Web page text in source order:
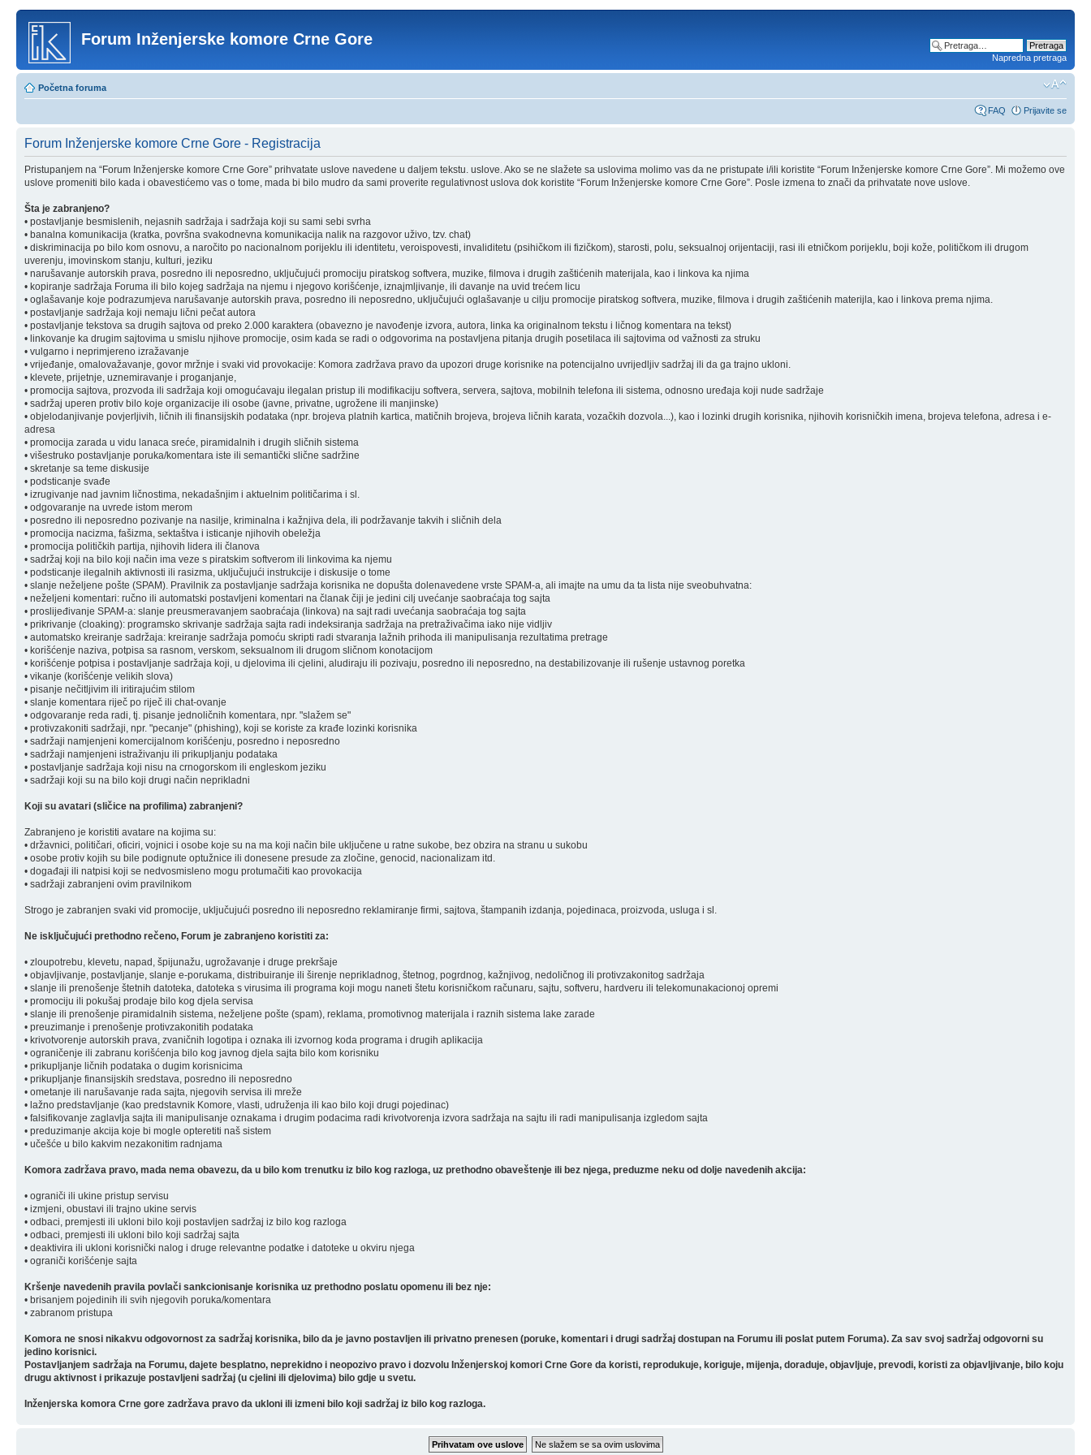
Forum Inženjerske komore Crne Gore
Napredna pretraga
Početna foruma
FAQ Prijavite se
Forum Inženjerske komore Crne Gore - Registracija
Pristupanjem na “Forum Inženjerske komore Crne Gore” prihvatate uslove navedene u daljem tekstu. uslove. Ako se ne slažete sa uslovima molimo vas da ne pristupate i/ili koristite “Forum Inženjerske komore Crne Gore”. Mi možemo ove
uslove promeniti bilo kada i obavestićemo vas o tome, mada bi bilo mudro da sami proverite regulativnost uslova dok koristite “Forum Inženjerske komore Crne Gore”. Posle izmena to znači da prihvatate nove uslove.
Šta je zabranjeno?
• postavljanje besmislenih, nejasnih sadržaja i sadržaja koji su sami sebi svrha
• banalna komunikacija (kratka, površna svakodnevna komunikacija nalik na razgovor uživo, tzv. chat)
• diskriminacija po bilo kom osnovu, a naročito po nacionalnom porijeklu ili identitetu, veroispovesti, invaliditetu (psihičkom ili fizičkom), starosti, polu, seksualnoj orijentaciji, rasi ili etničkom porijeklu, boji kože, političkom ili drugom
uverenju, imovinskom stanju, kulturi, jeziku
• narušavanje autorskih prava, posredno ili neposredno, uključujući promociju piratskog softvera, muzike, filmova i drugih zaštićenih materijala, kao i linkova ka njima
• kopiranje sadržaja Foruma ili bilo kojeg sadržaja na njemu i njegovo korišćenje, iznajmljivanje, ili davanje na uvid trećem licu
• oglašavanje koje podrazumjeva narušavanje autorskih prava, posredno ili neposredno, uključujući oglašavanje u cilju promocije piratskog softvera, muzike, filmova i drugih zaštićenih materijla, kao i linkova prema njima.
• postavljanje sadržaja koji nemaju lični pečat autora
• postavljanje tekstova sa drugih sajtova od preko 2.000 karaktera (obavezno je navođenje izvora, autora, linka ka originalnom tekstu i ličnog komentara na tekst)
• linkovanje ka drugim sajtovima u smislu njihove promocije, osim kada se radi o odgovorima na postavljena pitanja drugih posetilaca ili sajtovima od važnosti za struku
• vulgarno i neprimjereno izražavanje
• vrijeđanje, omalovažavanje, govor mržnje i svaki vid provokacije: Komora zadržava pravo da upozori druge korisnike na potencijalno uvrijedljiv sadržaj ili da ga trajno ukloni.
• klevete, prijetnje, uznemiravanje i proganjanje,
• promocija sajtova, prozvoda ili sadržaja koji omogućavaju ilegalan pristup ili modifikaciju softvera, servera, sajtova, mobilnih telefona ili sistema, odnosno uređaja koji nude sadržaje
• sadržaj uperen protiv bilo koje organizacije ili osobe (javne, privatne, ugrožene ili manjinske)
• objelodanjivanje povjerljivih, ličnih ili finansijskih podataka (npr. brojeva platnih kartica, matičnih brojeva, brojeva ličnih karata, vozačkih dozvola...), kao i lozinki drugih korisnika, njihovih korisničkih imena, brojeva telefona, adresa i e-
adresa
• promocija zarada u vidu lanaca sreće, piramidalnih i drugih sličnih sistema
• višestruko postavljanje poruka/komentara iste ili semantički slične sadržine
• skretanje sa teme diskusije
• podsticanje svađe
• izrugivanje nad javnim ličnostima, nekadašnjim i aktuelnim političarima i sl.
• odgovaranje na uvrede istom merom
• posredno ili neposredno pozivanje na nasilje, kriminalna i kažnjiva dela, ili podržavanje takvih i sličnih dela
• promocija nacizma, fašizma, sektaštva i isticanje njihovih obeležja
• promocija političkih partija, njihovih lidera ili članova
• sadržaj koji na bilo koji način ima veze s piratskim softverom ili linkovima ka njemu
• podsticanje ilegalnih aktivnosti ili rasizma, uključujući instrukcije i diskusije o tome
• slanje neželjene pošte (SPAM). Pravilnik za postavljanje sadržaja korisnika ne dopušta dolenavedene vrste SPAM-a, ali imajte na umu da ta lista nije sveobuhvatna:
• neželjeni komentari: ručno ili automatski postavljeni komentari na članak čiji je jedini cilj uvećanje saobraćaja tog sajta
• proslijeđivanje SPAM-a: slanje preusmeravanjem saobraćaja (linkova) na sajt radi uvećanja saobraćaja tog sajta
• prikrivanje (cloaking): programsko skrivanje sadržaja sajta radi indeksiranja sadržaja na pretraživačima iako nije vidljiv
• automatsko kreiranje sadržaja: kreiranje sadržaja pomoću skripti radi stvaranja lažnih prihoda ili manipulisanja rezultatima pretrage
• korišćenje naziva, potpisa sa rasnom, verskom, seksualnom ili drugom sličnom konotacijom
• korišćenje potpisa i postavljanje sadržaja koji, u djelovima ili cjelini, aludiraju ili pozivaju, posredno ili neposredno, na destabilizovanje ili rušenje ustavnog poretka
• vikanje (korišćenje velikih slova)
• pisanje nečitljivim ili iritirajućim stilom
• slanje komentara riječ po riječ ili chat-ovanje
• odgovaranje reda radi, tj. pisanje jednoličnih komentara, npr. "slažem se"
• protivzakoniti sadržaji, npr. "pecanje" (phishing), koji se koriste za krađe lozinki korisnika
• sadržaji namjenjeni komercijalnom korišćenju, posredno i neposredno
• sadržaji namjenjeni istraživanju ili prikupljanju podataka
• postavljanje sadržaja koji nisu na crnogorskom ili engleskom jeziku
• sadržaji koji su na bilo koji drugi način neprikladni
Koji su avatari (sličice na profilima) zabranjeni?
Zabranjeno je koristiti avatare na kojima su:
• državnici, političari, oficiri, vojnici i osobe koje su na ma koji način bile uključene u ratne sukobe, bez obzira na stranu u sukobu
• osobe protiv kojih su bile podignute optužnice ili donesene presude za zločine, genocid, nacionalizam itd.
• događaji ili natpisi koji se nedvosmisleno mogu protumačiti kao provokacija
• sadržaji zabranjeni ovim pravilnikom
Strogo je zabranjen svaki vid promocije, uključujući posredno ili neposredno reklamiranje firmi, sajtova, štampanih izdanja, pojedinaca, proizvoda, usluga i sl.
Ne isključujući prethodno rečeno, Forum je zabranjeno koristiti za:
• zloupotrebu, klevetu, napad, špijunažu, ugrožavanje i druge prekršaje
• objavljivanje, postavljanje, slanje e-porukama, distribuiranje ili širenje neprikladnog, štetnog, pogrdnog, kažnjivog, nedoličnog ili protivzakonitog sadržaja
• slanje ili prenošenje štetnih datoteka, datoteka s virusima ili programa koji mogu naneti štetu korisničkom računaru, sajtu, softveru, hardveru ili telekomunakacionoj opremi
• promociju ili pokušaj prodaje bilo kog djela servisa
• slanje ili prenošenje piramidalnih sistema, neželjene pošte (spam), reklama, promotivnog materijala i raznih sistema lake zarade
• preuzimanje i prenošenje protivzakonitih podataka
• krivotvorenje autorskih prava, zvaničnih logotipa i oznaka ili izvornog koda programa i drugih aplikacija
• ograničenje ili zabranu korišćenja bilo kog javnog djela sajta bilo kom korisniku
• prikupljanje ličnih podataka o dugim korisnicima
• prikupljanje finansijskih sredstava, posredno ili neposredno
• ometanje ili narušavanje rada sajta, njegovih servisa ili mreže
• lažno predstavljanje (kao predstavnik Komore, vlasti, udruženja ili kao bilo koji drugi pojedinac)
• falsifikovanje zaglavlja sajta ili manipulisanje oznakama i drugim podacima radi krivotvorenja izvora sadržaja na sajtu ili radi manipulisanja izgledom sajta
• preduzimanje akcija koje bi mogle opteretiti naš sistem
• učešće u bilo kakvim nezakonitim radnjama
Komora zadržava pravo, mada nema obavezu, da u bilo kom trenutku iz bilo kog razloga, uz prethodno obaveštenje ili bez njega, preduzme neku od dolje navedenih akcija:
• ograniči ili ukine pristup servisu
• izmjeni, obustavi ili trajno ukine servis
• odbaci, premjesti ili ukloni bilo koji postavljen sadržaj iz bilo kog razloga
• odbaci, premjesti ili ukloni bilo koji sadržaj sajta
• deaktivira ili ukloni korisnički nalog i druge relevantne podatke i datoteke u okviru njega
• ograniči korišćenje sajta
Kršenje navedenih pravila povlači sankcionisanje korisnika uz prethodno poslatu opomenu ili bez nje:
• brisanjem pojedinih ili svih njegovih poruka/komentara
• zabranom pristupa
Komora ne snosi nikakvu odgovornost za sadržaj korisnika, bilo da je javno postavljen ili privatno prenesen (poruke, komentari i drugi sadržaj dostupan na Forumu ili poslat putem Foruma). Za sav svoj sadržaj odgovorni su
jedino korisnici.
Postavljanjem sadržaja na Forumu, dajete besplatno, neprekidno i neopozivo pravo i dozvolu Inženjerskoj komori Crne Gore da koristi, reprodukuje, koriguje, mijenja, doraduje, objavljuje, prevodi, koristi za objavljivanje, bilo koju
drugu aktivnost i prikazuje postavljeni sadržaj (u cjelini ili djelovima) bilo gdje u svetu.
Inženjerska komora Crne gore zadržava pravo da ukloni ili izmeni bilo koji sadržaj iz bilo kog razloga.